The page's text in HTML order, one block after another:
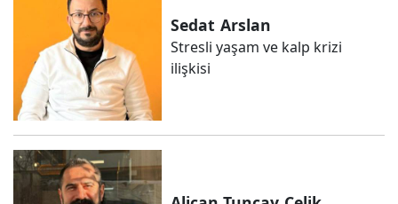
Sedat Arslan
Stresli yaşam ve kalp krizi
ilişkisi